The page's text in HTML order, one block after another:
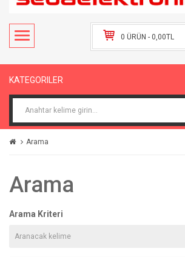
0 ÜRÜN - 0,00TL
KATEGORILER
Arama
Arama
Arama Kriteri